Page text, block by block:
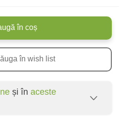
în coș
în wish list
și în aceste